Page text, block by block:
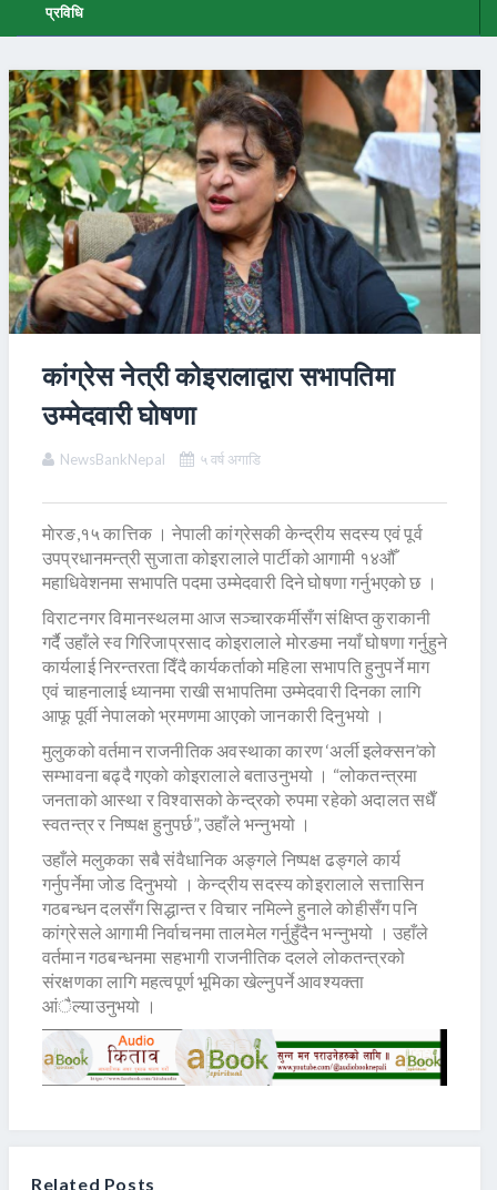
प्रविधि
कांग्रेस नेत्री कोइरालाद्वारा सभापतिमा
उम्मेदवारी घोषणा
NewsBankNepal ५ वर्ष अगाडि
माेरङ,१५ कात्तिक । नेपाली कांग्रेसकी केन्द्रीय सदस्य एवं पूर्व
उपप्रधानमन्त्री सुजाता कोइरालाले पार्टीको आगामी १४औँ
महाधिवेशनमा सभापति पदमा उम्मेदवारी दिने घोषणा गर्नुभएको छ ।
विराटनगर विमानस्थलमा आज सञ्चारकर्मीसँग संक्षिप्त कुराकानी
गर्दै उहाँले स्व गिरिजाप्रसाद कोइरालाले मोरङमा नयाँ घोषणा गर्नुहुने
कार्यलाई निरन्तरता दिँदै कार्यकर्ताको महिला सभापति हुनुपर्ने माग
एवं चाहनालाई ध्यानमा राखी सभापतिमा उम्मेदवारी दिनका लागि
आफू पूर्वी नेपालको भ्रमणमा आएको जानकारी दिनुभयो ।
मुलुकको वर्तमान राजनीतिक अवस्थाका कारण ‘अर्ली इलेक्सन’को
सम्भावना बढ्दै गएको कोइरालाले बताउनुभयो । “लोकतन्त्रमा
जनताको आस्था र विश्वासको केन्द्रको रुपमा रहेको अदालत सधैँ
स्वतन्त्र र निष्पक्ष हुनुपर्छ”, उहाँले भन्नुभयो ।
उहाँले मलुकका सबै संवैधानिक अङ्गले निष्पक्ष ढङ्गले कार्य
गर्नुपर्नेमा जोड दिनुभयो । केन्द्रीय सदस्य कोइरालाले सत्तासिन
गठबन्धन दलसँग सिद्धान्त र विचार नमिल्ने हुनाले कोहीसँग पनि
कांग्रेसले आगामी निर्वाचनमा तालमेल गर्नुहुँदैन भन्नुभयो । उहाँले
वर्तमान गठबन्धनमा सहभागी राजनीतिक दलले लोकतन्त्रको
संरक्षणका लागि महत्वपूर्ण भूमिका खेल्नुपर्ने आवश्यक्ता
आंैल्याउनुभयो ।
Related Posts